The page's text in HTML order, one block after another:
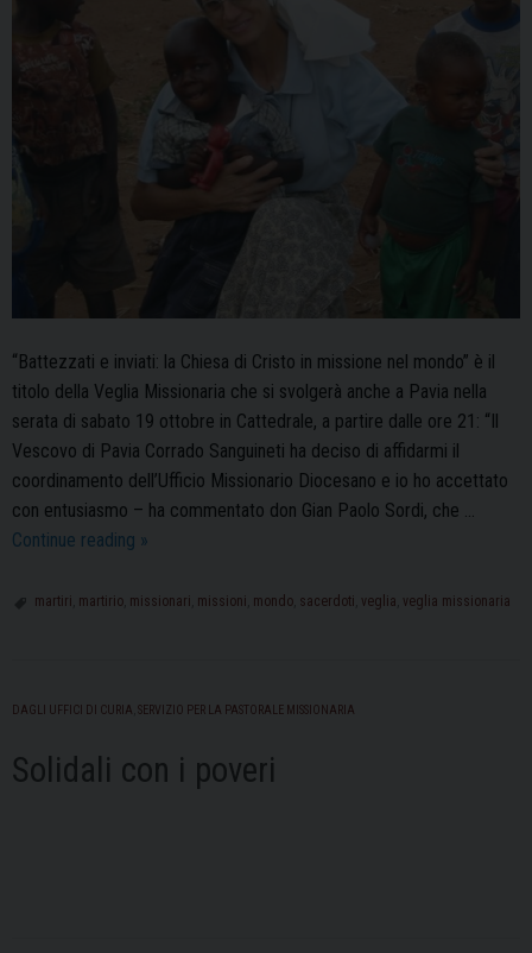
“Battezzati e inviati: la Chiesa di Cristo in missione nel mondo” è il
titolo della Veglia Missionaria che si svolgerà anche a Pavia nella
serata di sabato 19 ottobre in Cattedrale, a partire dalle ore 21: “Il
Vescovo di Pavia Corrado Sanguineti ha deciso di affidarmi il
coordinamento dell’Ufficio Missionario Diocesano e io ho accettato
con entusiasmo – ha commentato don Gian Paolo Sordi, che …
Continue reading La
in
sabato
ottobre
»
martiri martirio missionari missioni mondo sacerdoti veglia veglia missionaria
DAGLI UFFICI DI CURIA SERVIZIO PER LA PASTORALE MISSIONARIA
Solidali con i poveri